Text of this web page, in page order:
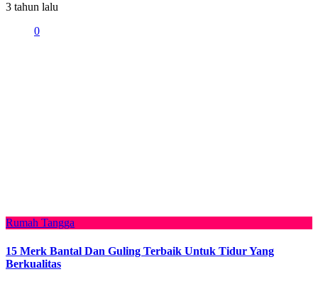
3 tahun lalu
0
Rumah Tangga
15 Merk Bantal Dan Guling Terbaik Untuk Tidur Yang
Berkualitas